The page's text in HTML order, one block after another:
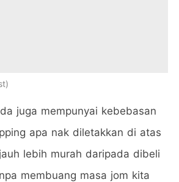
juga mempunyai kebebasan
apa nak diletakkan di atas
lebih murah daripada dibeli
membuang masa jom kita